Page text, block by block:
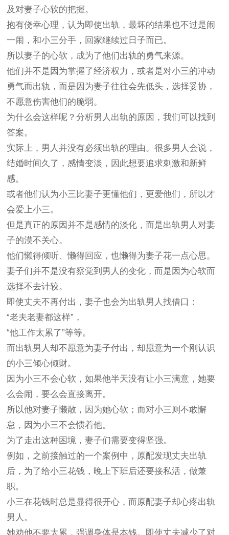
及对妻子心软的把握。
抱有侥幸心理，认为即使出轨，最坏的结果也不过是闹
一闹，和小三分手，回家继续过日子而已。
所以妻子的心软，成为了他们出轨的勇气来源。
他们并不是因为掌握了经济权力，或者是对小三的冲动
勇气而出轨，而是因为妻子往往会先低头，选择妥协，
不愿意伤害他们的脆弱。
为什么会这样呢？分析男人出轨的原因，我们可以找到
答案。
实际上，男人并没有必须出轨的理由。很多男人会说，
结婚时间久了，感情变淡，因此想要追求刺激和新鲜
感。
或者他们认为小三比妻子更懂他们，更爱他们，所以才
会爱上小三。
但是真正的原因并不是感情的淡化，而是出轨男人对妻
子的漠不关心。
他们懒得倾听、懒得回应，也懒得为妻子花一点心思。
妻子们并不是没有察觉到男人的变化，而是因为心软而
选择不去计较。
即使丈夫不再付出，妻子也会为出轨男人找借口：
“老夫老妻都这样” ，
“他工作太累了”等等。
而出轨男人却不愿意为妻子付出，却愿意为一个刚认识
的小三倾心倾财。
因为小三不会心软，如果他半天没有让小三满意，她要
么会闹，要么会直接离开。
所以他对妻子懒散，因为她心软；而对小三则不敢懈
怠，因为小三不会惯着他。
为了走出这种困境，妻子们需要变得坚强。
例如，之前接触过的一个案例中，原配发现丈夫出轨
后，为了给小三花钱，晚上下班后还要接私活，做兼
职。
小三在花钱时总是显得很开心，而原配妻子却心疼出轨
男人 。
她劝他不要太累，强调身体是本钱。即使丈夫减少了对